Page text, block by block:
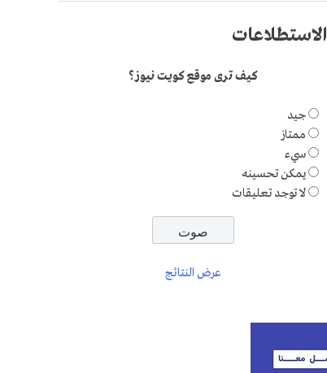
الاستطلاعات
كيف ترى موقع كويت نيوز؟
جيد
ممتاز
سيء
يمكن تحسينه
لا توجد تعليقات
عرض النتائج